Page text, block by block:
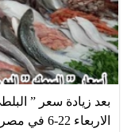
بعد زيادة سعر ”
الاربعاء 22-6 في مصر